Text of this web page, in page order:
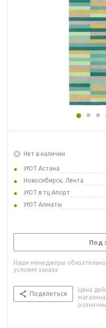
Нет в наличии
УЮТ Астана
Новосибирск, Лента
УЮТ в тц Апорт
УЮТ Алматы
Под
Наши менеджеры обязательно
условия заказа
Поделиться
Цена